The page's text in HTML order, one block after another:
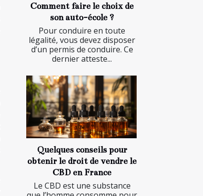
Comment faire le choix de
son auto-école ?
Pour conduire en toute
légalité, vous devez disposer
d’un permis de conduire. Ce
dernier atteste...
Quelques conseils pour
obtenir le droit de vendre le
CBD en France
Le CBD est une substance